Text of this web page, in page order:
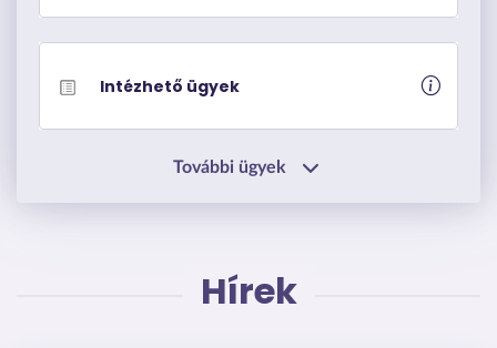
Intézhető ügyek
További ügyek
Hírek